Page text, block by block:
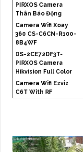
PIRXOS Camera
Thân Báo Động
Camera Wifi Xoay
360 CS-C6CN-R100-
8B4WF
DS-2CE72DF3T-
PIRXOS Camera
Hikvision Full Color
Camera Wifi Ezviz
C6T With RF